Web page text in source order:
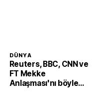
DÜNYA
Reuters, BBC, CNN ve
FT Mekke
Anlaşması'nı böyle